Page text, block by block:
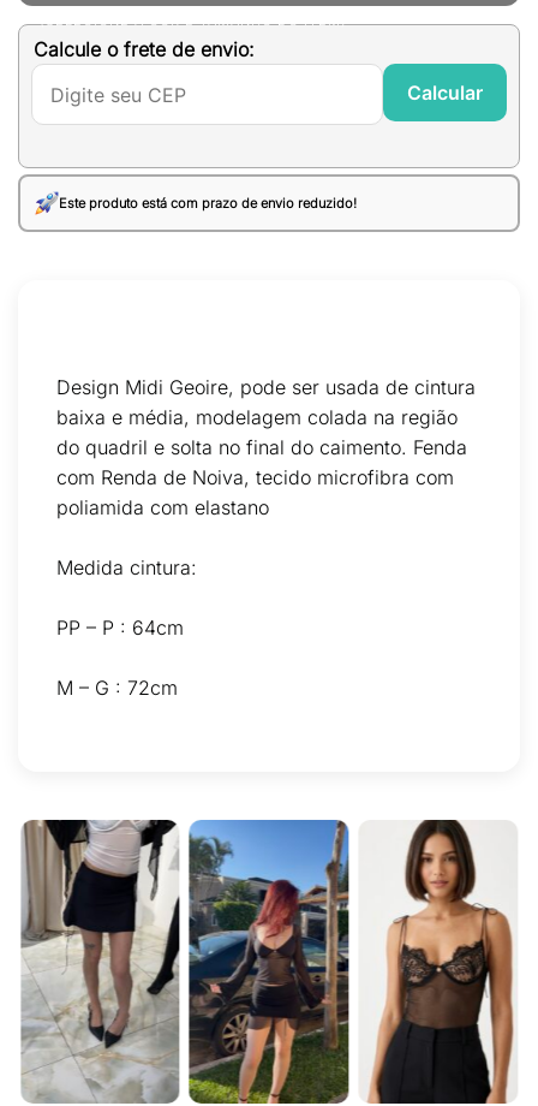
(SELECIONE A COR E TAMANHO DO ITEM)
Calcule o frete de envio:
Calcular
Este produto está com prazo de envio reduzido!
Design Midi Geoire, pode ser usada de cintura
baixa e média, modelagem colada na região
do quadril e solta no final do caimento. Fenda
com Renda de Noiva, tecido microfibra com
poliamida com elastano
Medida cintura:
PP – P : 64cm
M – G : 72cm